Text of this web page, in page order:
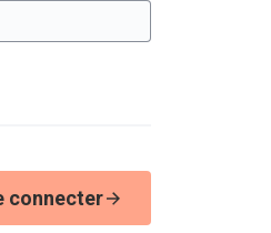
connecter